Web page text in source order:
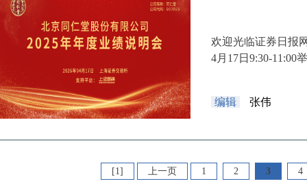
欢迎光临证券日报
4月17日9:30-11:00
编辑 张伟
[1] 上一页 1 2 3 4